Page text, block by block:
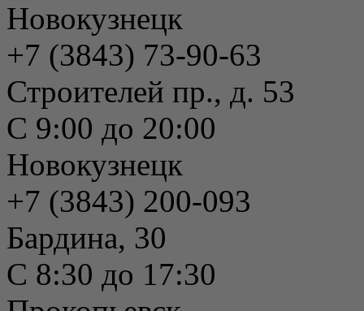
Новокузнецк
+7 (3843) 73-90-63
Строителей пр., д. 53
С 9:00 до 20:00
Новокузнецк
+7 (3843) 200-093
Бардина, 30
С 8:30 до 17:30